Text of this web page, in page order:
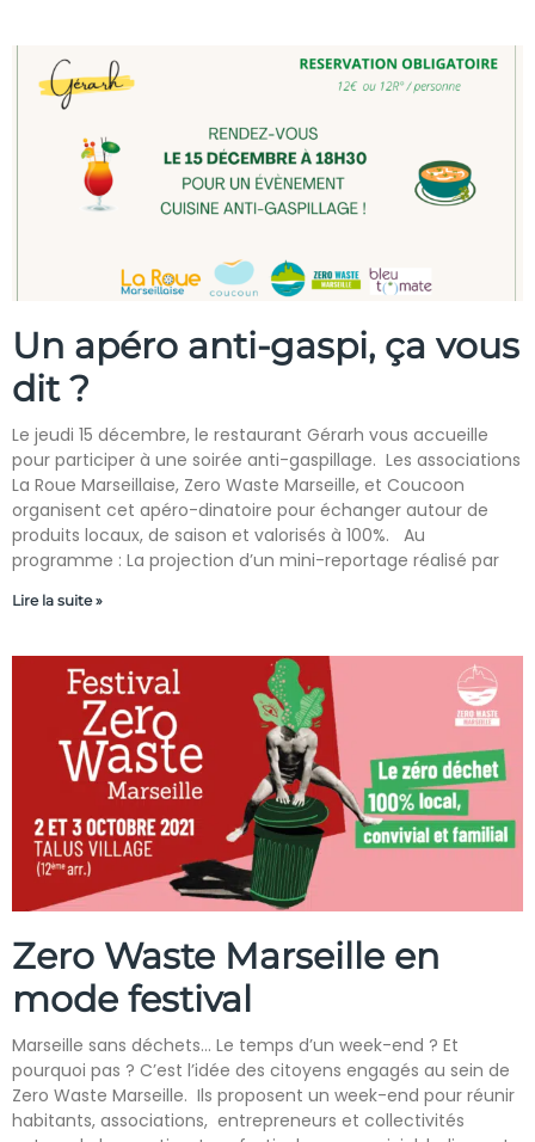
Un apéro anti-gaspi, ça vous
dit ?
Le jeudi 15 décembre, le restaurant Gérarh vous accueille
pour participer à une soirée anti-gaspillage. Les associations
La Roue Marseillaise, Zero Waste Marseille, et Coucoon
organisent cet apéro-dinatoire pour échanger autour de
produits locaux, de saison et valorisés à 100%. Au
programme : La projection d’un mini-reportage réalisé par
Lire la suite »
Zero Waste Marseille en
mode festival
Marseille sans déchets… Le temps d’un week-end ? Et
pourquoi pas ? C’est l’idée des citoyens engagés au sein de
Zero Waste Marseille. Ils proposent un week-end pour réunir
habitants, associations, entrepreneurs et collectivités